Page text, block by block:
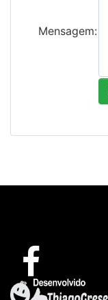
Mensagem: